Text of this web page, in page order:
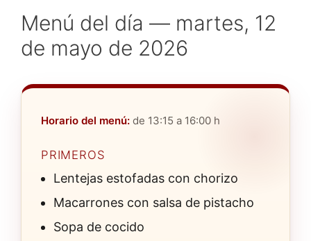
Menú del día — martes, 12
de mayo de 2026
Horario del menú: de 13:15 a 16:00 h
PRIMEROS
Lentejas estofadas con chorizo
Macarrones con salsa de pistacho
Sopa de cocido